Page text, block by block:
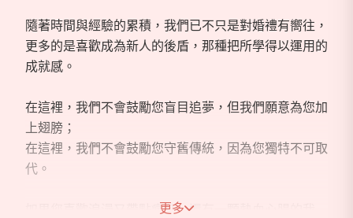
隨著時間與經驗的累積，我們已不只是對婚禮有嚮往，
更多的是喜歡成為新人的後盾，那種把所學得以運用的
成就感。
在這裡，我們不會鼓勵您盲目追夢，但我們願意為您加
上翅膀；
在這裡，我們不會鼓勵您守舊傳統，因為您獨特不可取
代。
如果您喜歡浪漫又帶點瘋狂、還有一顆熱血心腸的我
更多